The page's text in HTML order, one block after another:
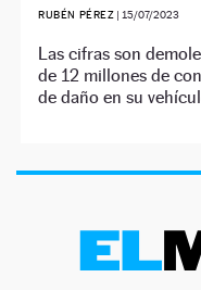
RUBÉN PÉREZ |15/07/2023
Las cifras son
de 12 millones de
de daño en su